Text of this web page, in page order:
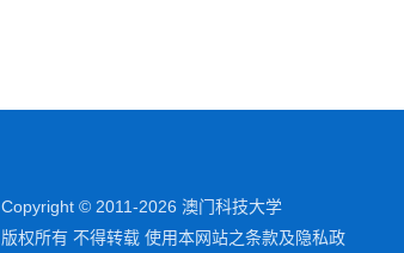
Copyright © 2011-2026 澳门科技大学
版权所有 不得转载 使用本网站之条款及隐私政